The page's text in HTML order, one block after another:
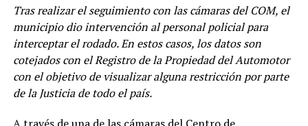
Tras realizar el seguimiento con las cámaras del COM, el
municipio dio intervención al personal policial para
interceptar el rodado. En estos casos, los datos son
cotejados con el Registro de la Propiedad del Automotor
con el objetivo de visualizar alguna restricción por parte
de la Justicia de todo el país.